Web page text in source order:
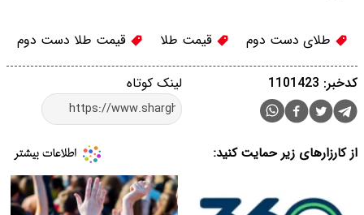
طلای دست دوم قیمت طلا قیمت طلا دست دوم
لینک کوتاه کدخبر: 1101423
از کارزارهای زیر حمایت کنید: